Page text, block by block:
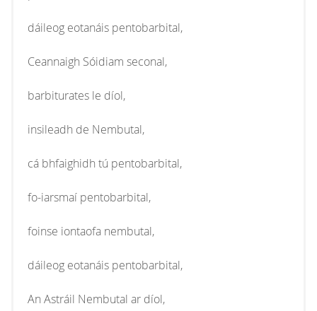
dáileog eotanáis pentobarbital,
Ceannaigh Sóidiam seconal,
barbiturates le díol,
insileadh de Nembutal,
cá bhfaighidh tú pentobarbital,
fo-iarsmaí pentobarbital,
foinse iontaofa nembutal,
dáileog eotanáis pentobarbital,
An Astráil Nembutal ar díol,